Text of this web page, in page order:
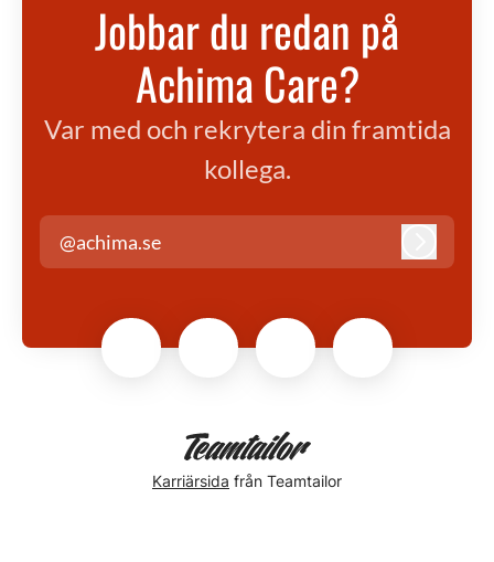
Jobbar du redan på
Achima Care?
Var med och rekrytera din framtida
kollega.
@achima.se
Karriärsida från Teamtailor